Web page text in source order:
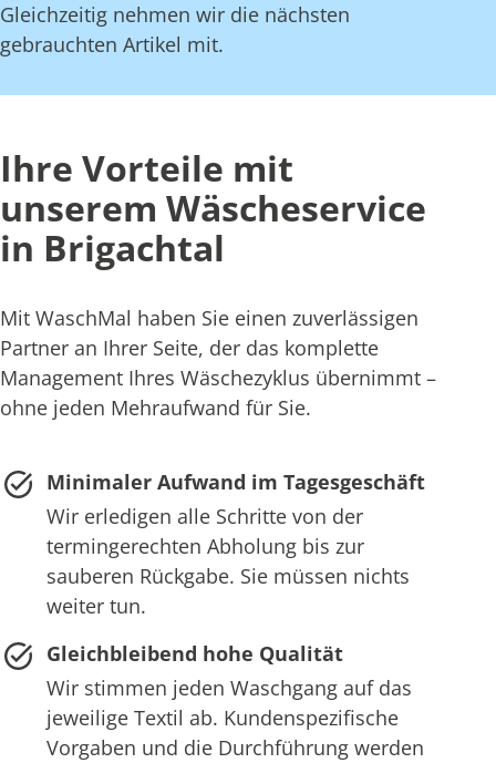
Gleichzeitig nehmen wir die nächsten
gebrauchten Artikel mit.
Ihre Vorteile mit
unserem Wäscheservice
in Brigachtal
Mit WaschMal haben Sie einen zuverlässigen
Partner an Ihrer Seite, der das komplette
Management Ihres Wäschezyklus übernimmt –
ohne jeden Mehraufwand für Sie.
Minimaler Aufwand im Tagesgeschäft
Wir erledigen alle Schritte von der
termingerechten Abholung bis zur
sauberen Rückgabe. Sie müssen nichts
weiter tun.
Gleichbleibend hohe Qualität
Wir stimmen jeden Waschgang auf das
jeweilige Textil ab. Kundenspezifische
Vorgaben und die Durchführung werden